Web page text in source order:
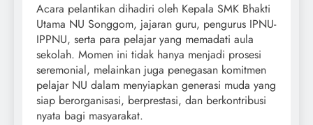
Acara pelantikan dihadiri oleh Kepala SMK Bhakti
Utama NU Songgom, jajaran guru, pengurus IPNU-
IPPNU, serta para pelajar yang memadati aula
sekolah. Momen ini tidak hanya menjadi prosesi
seremonial, melainkan juga penegasan komitmen
pelajar NU dalam menyiapkan generasi muda yang
siap berorganisasi, berprestasi, dan berkontribusi
nyata bagi masyarakat.